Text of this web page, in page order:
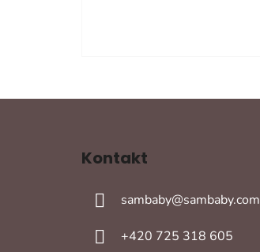
Kontakt
sambaby@sambaby.com
+420 725 318 605